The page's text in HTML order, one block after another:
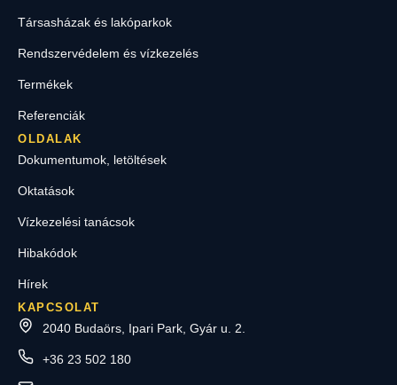
Társasházak és lakóparkok
Rendszervédelem és vízkezelés
Termékek
Referenciák
OLDALAK
Dokumentumok, letöltések
Oktatások
Vízkezelési tanácsok
Hibakódok
Hírek
KAPCSOLAT
2040 Budaörs, Ipari Park, Gyár u. 2.
+36 23 502 180